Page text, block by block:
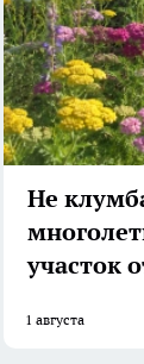
Не
участок
1 августа